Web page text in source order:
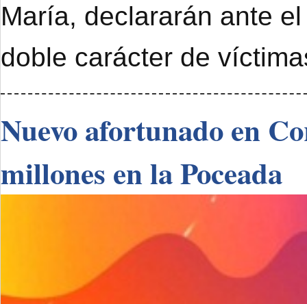
María, declararán ante
doble carácter de
Nuevo afortunado en
millones en la Poceada